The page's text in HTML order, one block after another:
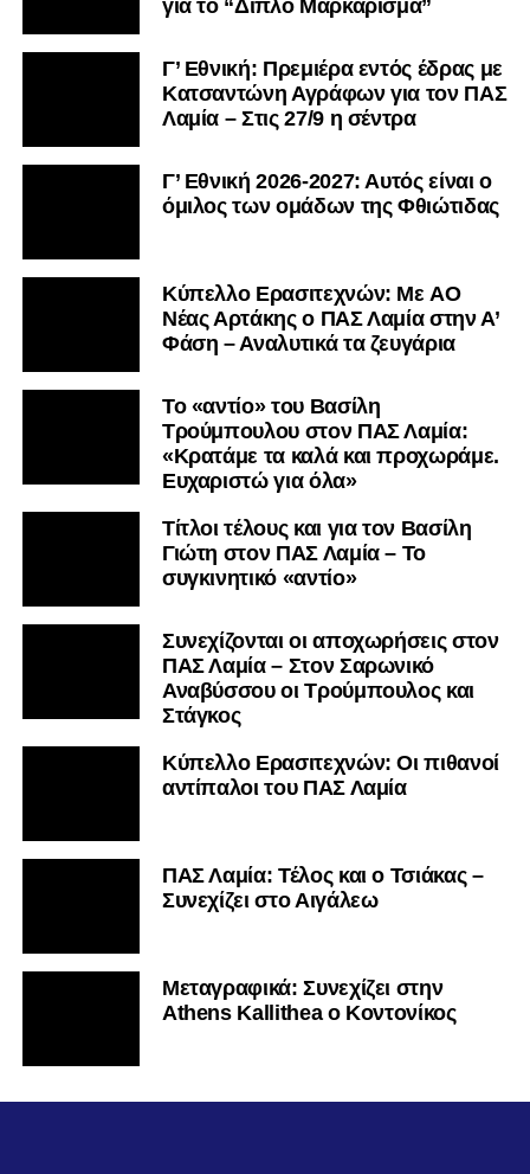
για το “Διπλό Μαρκάρισμα”
Γ’ Εθνική: Πρεμιέρα εντός έδρας με
Κατσαντώνη Αγράφων για τον ΠΑΣ
Λαμία – Στις 27/9 η σέντρα
Γ’ Εθνική 2026-2027: Αυτός είναι ο
όμιλος των ομάδων της Φθιώτιδας
Kύπελλο Ερασιτεχνών: Με AO
Nέας Αρτάκης ο ΠΑΣ Λαμία στην Α’
Φάση – Αναλυτικά τα ζευγάρια
Το «αντίο» του Βασίλη
Τρούμπουλου στον ΠΑΣ Λαμία:
«Κρατάμε τα καλά και προχωράμε.
Ευχαριστώ για όλα»
Τίτλοι τέλους και για τον Βασίλη
Γιώτη στον ΠΑΣ Λαμία – Το
συγκινητικό «αντίο»
Συνεχίζονται οι αποχωρήσεις στον
ΠΑΣ Λαμία – Στον Σαρωνικό
Αναβύσσου οι Τρούμπουλος και
Στάγκος
Κύπελλο Ερασιτεχνών: Οι πιθανοί
αντίπαλοι του ΠΑΣ Λαμία
ΠΑΣ Λαμία: Τέλος και ο Τσιάκας –
Συνεχίζει στο Αιγάλεω
Mεταγραφικά: Συνεχίζει στην
Athens Kallithea ο Κοντονίκος